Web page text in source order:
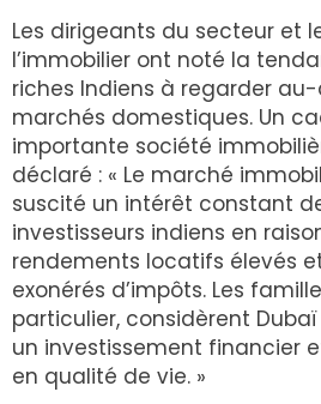
Les dirigeants du secteur et
l’immobilier ont noté la
riches Indiens à regarder
marchés domestiques. Un
importante société
déclaré : « Le marché
suscité un intérêt constant
investisseurs indiens en
rendements locatifs élevés
exonérés d’impôts. Les
particulier, considèrent
un investissement financier
en qualité de vie. »